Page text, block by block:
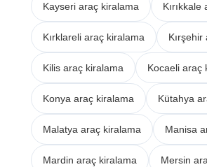
Kayseri araç kiralama
Kırklareli araç kiralama
Kilis araç kiralama Kocaeli araç
Konya araç kiralama Kütahya
Malatya araç kiralama Manisa
Mardin araç kiralama Mersin